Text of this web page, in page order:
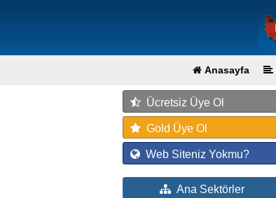
Anasayfa
Ücretsiz Üye Ol
Gold Üye Ol
Web Siteniz Yokmu?
Ana Sektörler